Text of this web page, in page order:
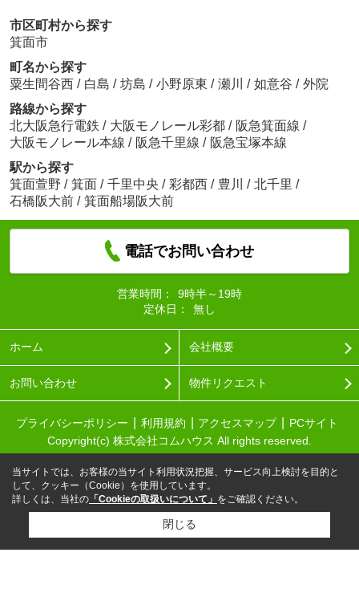
市区町村から探す
箕面市
町名から探す
粟生間谷西 / 白島 / 坊島 / 小野原東 / 瀬川 / 如意谷 / 外院
路線から探す
北大阪急行電鉄 / 大阪モノレール彩都 / 阪急箕面線 /
大阪モノレール本線 / 阪急千里線 / 阪急宝塚本線
駅から探す
箕面萱野 / 箕面 / 千里中央 / 彩都西 / 豊川 / 北千里 /
石橋阪大前 / 箕面船場阪大前
電話でお問い合わせ
営業時間：
9時半～19時
定休日：
無し
ホーム 会社概要
お問い合わせ 物件リクエスト
プライバシーポリシー 利用規約 アクセスマップ
PCサイト
Copyright(c) 株式会社コムハウス All rights reserved.
当サイトでは、お客様の当サイト利用状況把握、サービス向上検討を目的と
して、クッキー（Cookie）を使用しています。
詳しくは、当社の 「Cookieの取扱いについて」 をご確認ください。
閉じる